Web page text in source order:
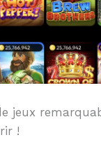
jeux
!